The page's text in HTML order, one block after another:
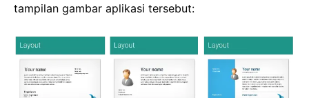
tampilan gambar aplikasi tersebut: